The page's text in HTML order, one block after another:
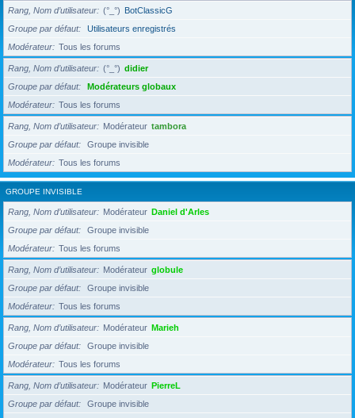
Rang, Nom d’utilisateur (°_°) BotClassicG
Groupe par défaut
Utilisateurs enregistrés
Modérateur
Tous les forums
Rang, Nom d’utilisateur (°_°) didier
Groupe par défaut
Modérateurs globaux
Modérateur
Tous les forums
Rang, Nom d’utilisateur Modérateur tambora
Groupe par défaut
Groupe invisible
Modérateur
Tous les forums
GROUPE INVISIBLE
Rang, Nom d’utilisateur Modérateur Daniel d'Arles
Groupe par défaut
Groupe invisible
Modérateur
Tous les forums
Rang, Nom d’utilisateur Modérateur globule
Groupe par défaut
Groupe invisible
Modérateur
Tous les forums
Rang, Nom d’utilisateur Modérateur Marieh
Groupe par défaut
Groupe invisible
Modérateur
Tous les forums
Rang, Nom d’utilisateur Modérateur PierreL
Groupe par défaut
Groupe invisible